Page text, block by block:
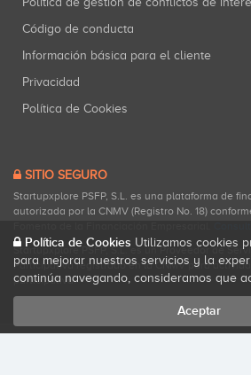
Código de conducta
Información básica para el cliente
Privacidad
Política de Cookies
SITIO SEGURO
Startupxplore PSFP, S.L. es una plataforma de
autorizada por la CNMV (Registro No. 18)
Startupxplore PSFP, S.L. es un Proveedor de
Participativa registrado en la CNMV para
participativa.
Política de Cookies Utilizamos cookies
para mejorar nuestros servicios y la
continúa navegando, consideramos que
Aceptar